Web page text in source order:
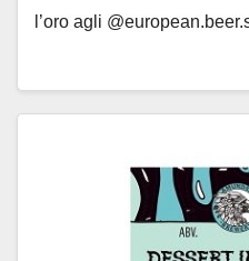
l’oro agli